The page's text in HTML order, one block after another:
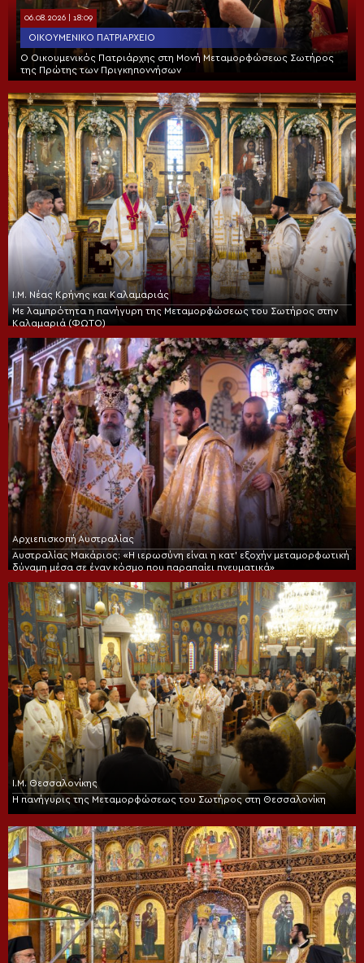
06.08.2026 | 18:09
ΟΙΚΟΥΜΕΝΙΚΌ ΠΑΤΡΙΑΡΧΕΊΟ
Ο Οικουμενικός Πατριάρχης στη Μονή Μεταμορφώσεως Σωτήρος
της Πρώτης των Πριγκηποννήσων
Ι.Μ. Νέας Κρήνης και Καλαμαριάς
Με λαμπρότητα η πανήγυρη της Μεταμορφώσεως του Σωτήρος στην
Καλαμαριά (ΦΩΤΟ)
Αρχιεπισκοπή Αυστραλίας
Αυστραλίας Μακάριος: «Η ιερωσύνη είναι η κατ’ εξοχήν μεταμορφωτική
δύναμη μέσα σε έναν κόσμο που παραπαίει πνευματικά»
Ι.Μ. Θεσσαλονίκης
Η πανήγυρις της Μεταμορφώσεως του Σωτήρος στη Θεσσαλονίκη